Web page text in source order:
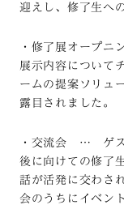
迎えし、修了生へ
・修了展オープ
展示内容について
ームの提案ソリュ
露目されました。
・交流会 … ゲス
後に向けての修了
話が活発に交わさ
会のうちにイベン